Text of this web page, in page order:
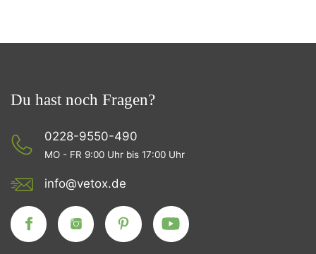
Du hast noch Fragen?
0228-9550-490
MO - FR 9:00 Uhr bis 17:00 Uhr
info@vetox.de